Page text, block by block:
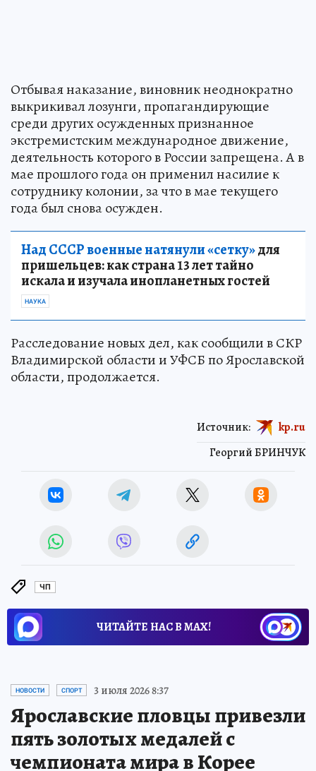
Отбывая наказание, виновник неоднократно
выкрикивал лозунги, пропагандирующие
среди других осужденных признанное
экстремистским международное движение,
деятельность которого в России запрещена. А в
мае прошлого года он применил насилие к
сотруднику колонии, за что в мае текущего
года был снова осужден.
Над СССР военные натянули «сетку»для
пришельцев: как страна 13 лет тайно
искала и изучала инопланетных гостей
НАУКА
Расследование новых дел, как сообщили в СКР
Владимирской области и УФСБ по Ярославской
области, продолжается.
Георгий БРИНЧУК
Источник: kp.ru
ЧП
ЧИТАЙТЕ НАС В МАХ!
НОВОСТИ СПОРТ 3 июля 2026 8:37
Ярославские пловцы привезли
пять золотых медалей с
чемпионата мира в Корее